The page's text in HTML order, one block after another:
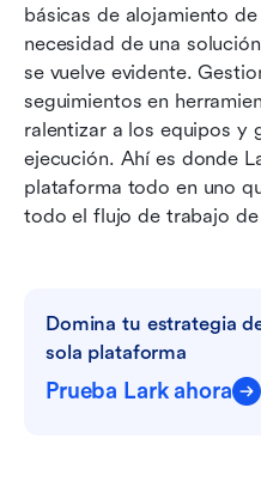
básicas de alojamiento
necesidad de una
se vuelve evidente.
seguimientos en
ralentizar a los equipos y
ejecución. Ahí es donde
plataforma todo en uno
todo el flujo de trabajo
Domina tu estrategia
sola plataforma
Prueba Lark ahora